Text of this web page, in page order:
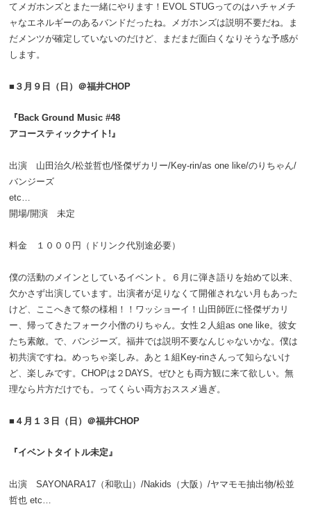
てメガホンズとまた一緒にやります！EVOL STUGってのはハチャメチ
ャなエネルギーのあるバンドだったね。メガホンズは説明不要だね。ま
だメンツが確定していないのだけど、まだまだ面白くなりそうな予感が
します。
■３月９日（日）＠福井CHOP
『Back Ground Music #48
アコースティックナイト!』
出演 山田治久/松並哲也/怪傑ザカリー/Key-rin/as one like/のりちゃん/
バンジーズ
etc…
開場/開演 未定
料金 １０００円（ドリンク代別途必要）
僕の活動のメインとしているイベント。６月に弾き語りを始めて以来、
欠かさず出演しています。出演者が足りなくて開催されない月もあった
けど、ここへきて祭の様相！！ワッショーイ！山田師匠に怪傑ザカリ
ー、帰ってきたフォーク小僧のりちゃん。女性２人組as one like。彼女
たち素敵。で、バンジーズ。福井では説明不要なんじゃないかな。僕は
初共演ですね。めっちゃ楽しみ。あと１組Key-rinさんって知らないけ
ど、楽しみです。CHOPは２DAYS。ぜひとも両方観に来て欲しい。無
理なら片方だけでも。ってくらい両方おススメ過ぎ。
■４月１３日（日）＠福井CHOP
『イベントタイトル未定』
出演 SAYONARA17（和歌山）/Nakids（大阪）/ヤマモモ抽出物/松並
哲也 etc…